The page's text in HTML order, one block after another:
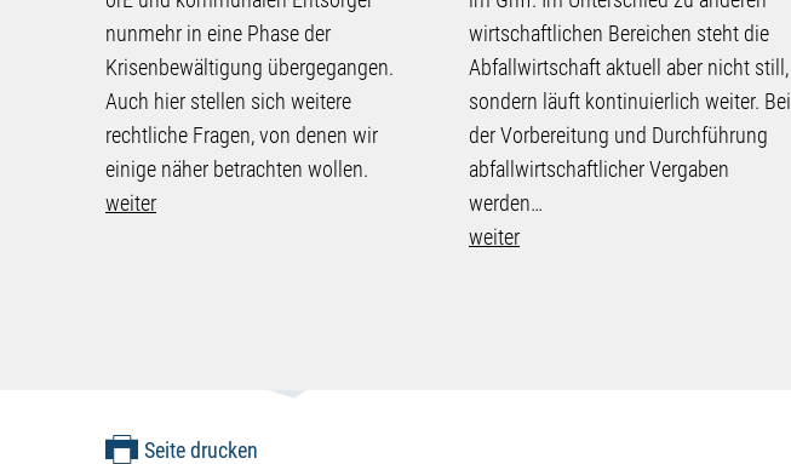
nunmehr in eine Phase der
Krisenbewältigung übergegangen.
Auch hier stellen sich weitere
rechtliche Fragen, von denen wir
einige näher betrachten wollen.
weiter
wirtschaftlichen Bereichen steht die
Abfallwirtschaft aktuell aber nicht still,
sondern läuft kontinuierlich weiter. Bei
der Vorbereitung und Durchführung
abfallwirtschaftlicher Vergaben
werden…
weiter
Seite drucken